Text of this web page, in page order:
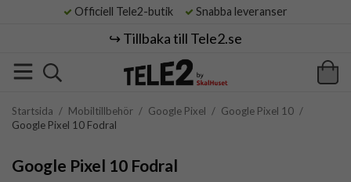
Officiell Tele2-butik Snabba leveranser
↪️ Tillbaka till Tele2.se
Startsida / Mobiltillbehör / Google Pixel / Google Pixel 10 /
Google Pixel 10 Fodral
Google Pixel 10 Fodral